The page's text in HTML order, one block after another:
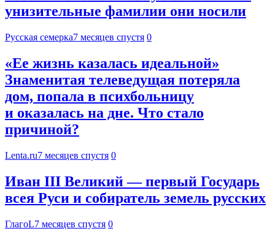
унизительные фамилии они носили
Русская семерка7 месяцев спустя 0
«Ее жизнь казалась идеальной»
Знаменитая телеведущая потеряла
дом, попала в психбольницу
и оказалась на дне. Что стало
причиной?
Lenta.ru7 месяцев спустя 0
Иван III Великий — первый Государь
всея Руси и собиратель земель русских
ГлагоL7 месяцев спустя 0